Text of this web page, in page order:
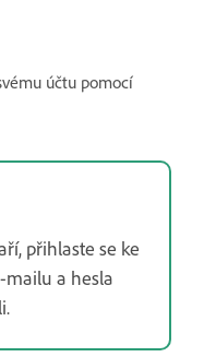
účtu pomocí
přihlaste se ke
mailu a hesla